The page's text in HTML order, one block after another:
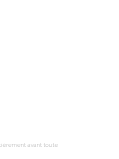
avant toute